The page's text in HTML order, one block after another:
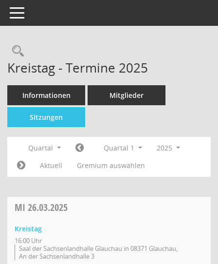
Toggle navigation
Kreistag - Termine 2025
Informationen Mitglieder
Sitzungen
Quartal Quartal 1
2025
Aktuell
Gremium auswählen
MI 26.03.2025
Kreistag
16:00 Uhr
Saal der Sachsenlandhalle Glauchau in 08371 Glauchau,
An der Sachsenlandhalle 3